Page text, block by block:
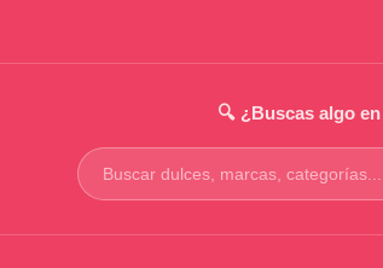
🔍 ¿Buscas algo
Buscar
productos